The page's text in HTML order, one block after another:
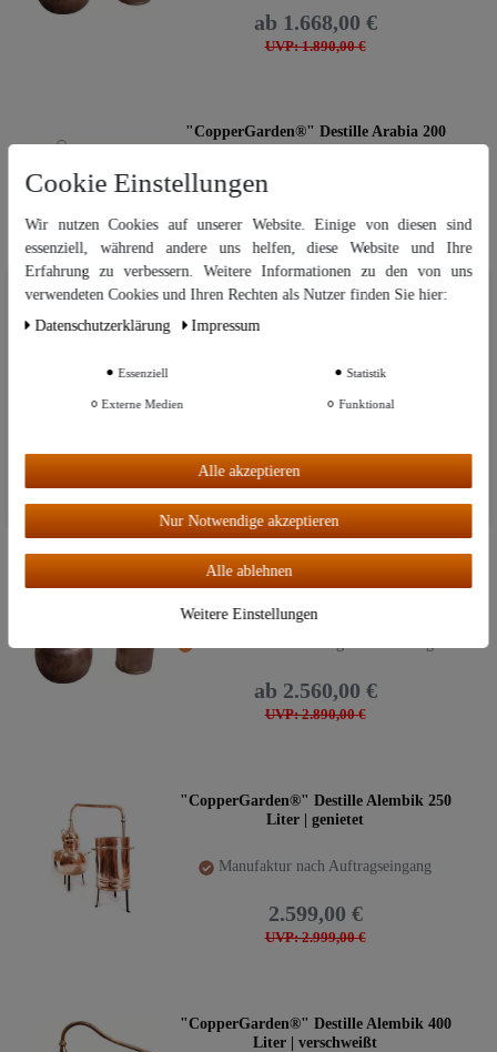
UVP: 1.890,00 €
ab 1.668,00 €
"CopperGarden®" Destille Arabia 200
Manufaktur nach Auftragseingang
UVP: 2.290,00 €
ab 1.860,00 €
UVP: 2.590,00 €
ab 2.259,00 €
"CopperGarden®" Destille Arabia 300
UVP: 2.890,00 €
ab 2.560,00 €
"CopperGarden®" Destille Alembik 250
Liter | genietet
Manufaktur nach Auftragseingang
UVP: 2.999,00 €
2.599,00 €
"CopperGarden®" Destille Alembik 400
Liter | verschweißt
Wir nutzen Cookies auf unserer Website. Einige von diesen sind
zu verbessern. Weitere Informationen zu den von uns verwendeten
und unserem
Alle akzeptieren
Cookie Einstellungen
Wir nutzen Cookies auf unserer Website. Einige von diesen sind
essenziell, während andere uns helfen, diese Website und Ihre
Erfahrung zu verbessern. Weitere Informationen zu den von uns
verwendeten Cookies und Ihren Rechten als Nutzer finden Sie hier:
Daten­schutz­erklärung
Impressum
Essenziell Statistik
Externe Medien Funktional
Alle akzeptieren
Nur Notwendige akzeptieren
Alle ablehnen
Weitere Einstellungen